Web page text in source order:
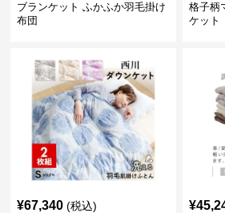
ブランケット ふかふか羽毛掛け
布団
格子柄
ケット
¥67,340 (税込) ¥